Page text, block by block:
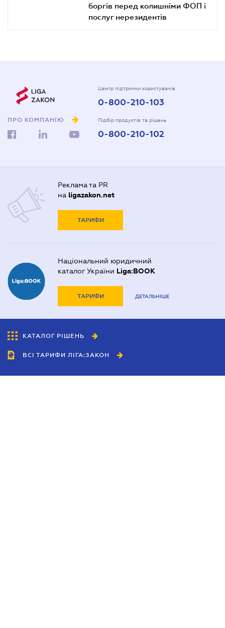
боргів перед колишніми ФОП і
послуг нерезидентів
ПРО КОМПАНІЮ
Центр підтримки користувачів
0-800-210-103
Підбір продуктів та рішень
0-800-210-102
Реклама та PR
на ligazakon.net
ТАРИФИ
Національний юридичний
каталог України Liga:BOOK
ТАРИФИ ДЕТАЛЬНІШЕ
КАТАЛОГ РІШЕНЬ
ВСІ ТАРИФИ ЛІГА:ЗАКОН